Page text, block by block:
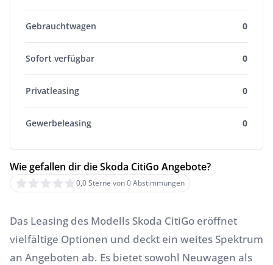
Gebrauchtwagen 0
Sofort verfügbar 0
Privatleasing 0
Gewerbeleasing 0
Wie gefallen dir die Skoda CitiGo Angebote?
0,0 Sterne von 0 Abstimmungen
Das Leasing des Modells Skoda CitiGo eröffnet
vielfältige Optionen und deckt ein weites Spektrum
an Angeboten ab. Es bietet sowohl Neuwagen als